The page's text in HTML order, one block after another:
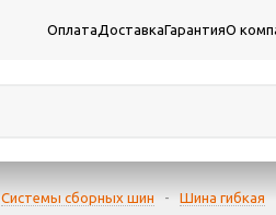
ОплатаДоставкаГарантияО
Системы сборных шин - Шина гибкая